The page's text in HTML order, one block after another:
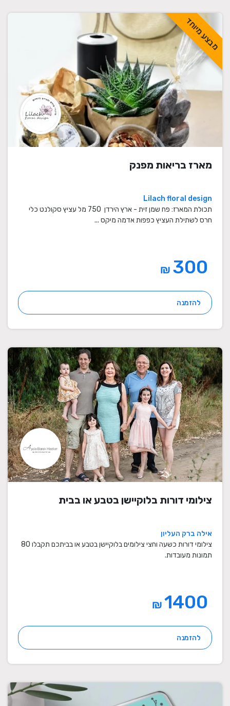
מבצע מיוחד
מארז בריאות מפנק
Lilach floral design
תכולת המארז: פח שמן זית - ארץ הירדן 750 מל עציץ סקולנט כלי
חרס לשתילת העציץ כפפות אדמה מיקס ...
₪
להזמנה
צילומי דורות בלוקיישן בטבע או בבית
אילה ברק העליון
צילומי דורות כשעה וחצי צילומים בלוקיישן בטבע או בביתכם תקבלו 80
תמונות מעובדות.
₪
להזמנה